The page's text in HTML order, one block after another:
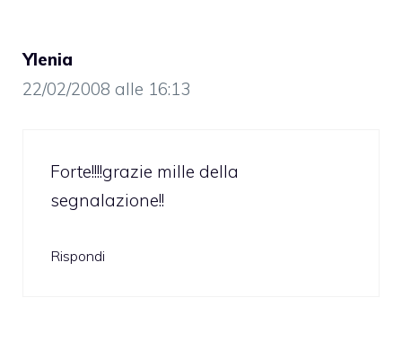
Ylenia
22/02/2008 alle 16:13
Forte!!!!grazie mille della
segnalazione!!
Rispondi